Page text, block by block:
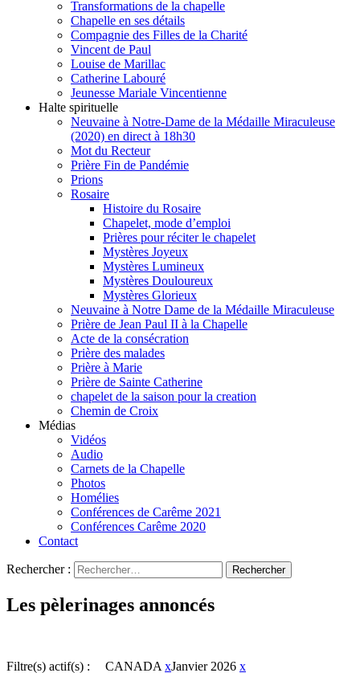
Transformations de la chapelle
Chapelle en ses détails
Compagnie des Filles de la Charité
Vincent de Paul
Louise de Marillac
Catherine Labouré
Jeunesse Mariale Vincentienne
Halte spirituelle
Neuvaine à Notre-Dame de la Médaille Miraculeuse
(2020) en direct à 18h30
Mot du Recteur
Prière Fin de Pandémie
Prions
Rosaire
Histoire du Rosaire
Chapelet, mode d’emploi
Prières pour réciter le chapelet
Mystères Joyeux
Mystères Lumineux
Mystères Douloureux
Mystères Glorieux
Neuvaine à Notre Dame de la Médaille Miraculeuse
Prière de Jean Paul II à la Chapelle
Acte de la consécration
Prière des malades
Prière à Marie
Prière de Sainte Catherine
chapelet de la saison pour la creation
Chemin de Croix
Médias
Vidéos
Audio
Carnets de la Chapelle
Photos
Homélies
Conférences de Carême 2021
Conférences Carême 2020
Contact
Rechercher :
Les pèlerinages annoncés
Filtre(s) actif(s) : CANADA xJanvier 2026 x